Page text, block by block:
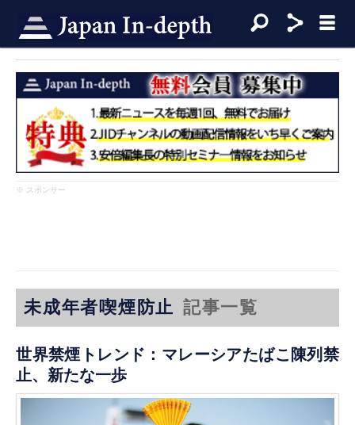
※ スポンサー
未成年者喫煙防止 記事一覧
世界禁煙トレンド：マレーシアたばこ陳列禁
止、新たな一歩